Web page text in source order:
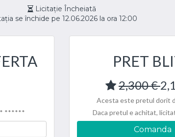
Licitație Încheiată
se închide pe 12.06.2026 la ora 12:00
******
PRET
2,300 €
Acesta este pretul dorit
Daca pretul e achitat,
Comanda